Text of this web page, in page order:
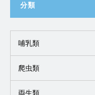
分類
哺乳類
爬虫類
両生類